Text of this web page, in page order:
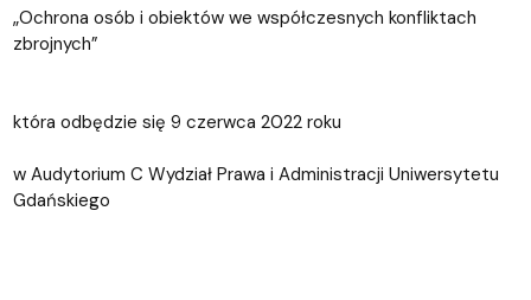
„Ochrona osób i obiektów we współczesnych konfliktach
zbrojnych”
która odbędzie się 9 czerwca 2022 roku
w Audytorium C Wydział Prawa i Administracji Uniwersytetu
Gdańskiego